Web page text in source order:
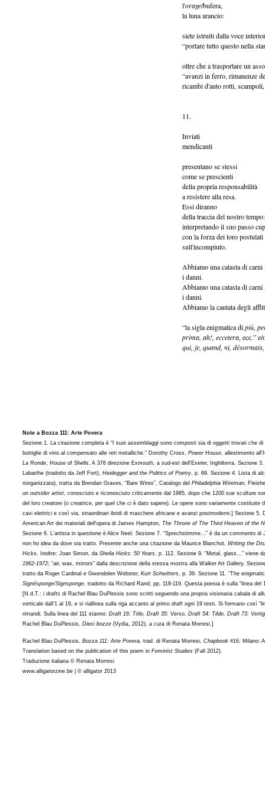
l'orage/bufera,
la luna arancio:
siete istruiti dalla voce
“portare tutto questo nella
oltre che a trasportare un
“avanzi in ferro, rimanenze
ricambi d'auto rotti,
11.
Inviati
mendicanti
presentano se stessi
come se prescienti
della propria responsabilità
a resistere alla resa.
Essi diranno
della traccia del nostro tempo:
interpretando il suo passo
con la forza dei loro postulati
sull'incompiuto.
Abbiamo una catasta di
i danni.
Abbiamo una catasta di
i danni.
Abbiamo la cantata degli
“la sigla enigmatica dipiù,
prima, ah!, eccetera, ecc.”
qui, je, quand, ni,
Note a Bozza 111: Arte Povera
Sezione 1. La citazione completa è “I suoi assemblaggi sono composti sia di oggetti trovati che
bottiglie di vino al compensato alle reti metalliche.” Dorothy Cross, Power House, allestimento
La Ronde, House of Shells, A 376 direzione Exmouth, a sud-est dell'Exeter, Inghilterra. Sezione
Labarthe (tradotto da Jeff Fort), Heidegger and the Politics of Poetry, p. 69. Sezione 4. Lista di
riorganizzata), tratta da Brendan Graves, “Bare Wires”, Catalogo del Philadelphia Wireman,
un outsider artist, conosciuto e riconosciuto criticamente dal 1985, dopo che 1200 sue sculture
del loro creatore (o creatrice, per quel che ci è dato sapere). Le opere sono variamente
cavi elettrici e così via, straordinari ibridi di maschere africane e avanzi postmoderni.] Sezione 5.
American Art dei materiali dell'opera di James Hampton, The Throne of The Third Heaven of the
Sezione 6. L'artista in questione è Alice Neel. Sezione 7. “Sprechstimme...” è da un commento
non ho idea da dove sia tratto. Presente anche una citazione da Maurice Blanchot, Writing the
Hicks. Inoltre: Joan Simon, da Sheila Hicks: 50 Years, p. 112. Sezione 9. “Metal, glass...” viene
1962-1972; “air, wax, mirrors” dalla descrizione della stessa mostra alla Walker Art Gallery.
tratto da Roger Cardinal e Gwendolen Webster, Kurt Schwitters, p. 39. Sezione 11. “The
Signésponge/Signsponge, tradotto da Richard Rand, pp. 118-119. Questa poesia è sulla “linea del
[N.d.T.: i drafts di Rachel Blau DuPlessis sono scritti seguendo una propria visionaria cabala di
verticale dall'1 al 19, e si riallinea sulla riga accanto al primo draft ogni 19 testi. Si formano così
rimandi. Sulla linea del 111 stanno: Draft 16: Title, Draft 35: Verso, Draft 54: Tilde, Draft 73:
Rachel Blau DuPlessis, Dieci bozze (Vydia, 2012), a cura di Renata Morresi.]
Rachel Blau DuPlessis, Bozza 111: Arte Povera, trad. di Renata Morresi, Chapbook #16, Milano:
Translation based on the publication of this poem in Feminist Studies (Fall 2012).
Traduzione italiana © Renata Morresi
www.alligatorzine.be | © alligator 2013